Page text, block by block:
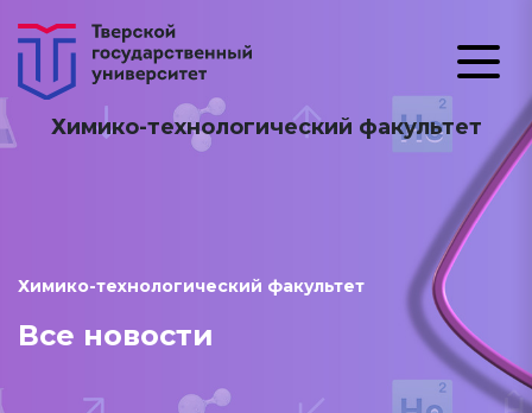
Химико-технологический факультет
Химико-технологический факультет
Все новости